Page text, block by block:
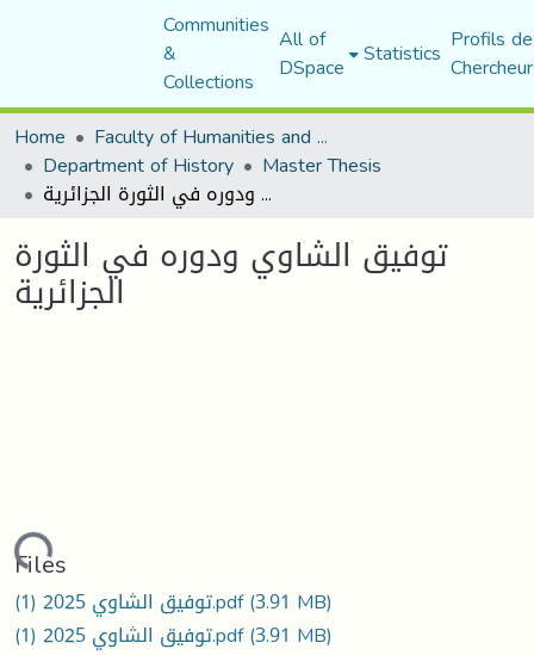
Communities
&
Collections
All of
DSpace Statistics Profils
Home
Faculty of Humanities and Social Sciences
Department of History Master Thesis
توفيق الشاوي ودوره في الثورة الجزائرية
توفيق الشاوي ودوره في الثورة
الجزائرية
Files
توفيق الشاوي 2025 (1).pdf(3.91 MB)
توفيق الشاوي 2025 (1).pdf(3.91 MB)